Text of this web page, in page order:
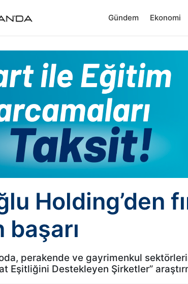
Gündem Ekonomi
Holding’den
başarı
perakende ve gayrimenkul
Eşitliğini Destekleyen Şirketler”